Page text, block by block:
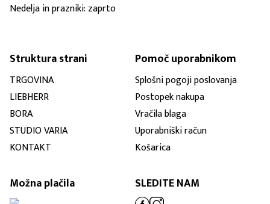
Nedelja in prazniki: zaprto
Struktura strani
TRGOVINA
LIEBHERR
BORA
STUDIO VARIA
KONTAKT
Pomoč uporabnikom
Splošni pogoji poslovanja
Postopek nakupa
Vračila blaga
Uporabniški račun
Košarica
Možna plačila SLEDITE NAM